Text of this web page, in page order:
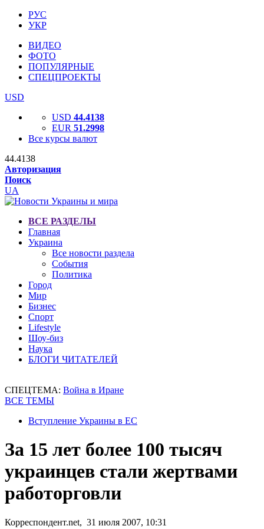
РУС
УКР
ВИДЕО
ФОТО
ПОПУЛЯРНЫЕ
СПЕЦПРОЕКТЫ
USD
USD 44.4138
EUR 51.2998
Все курсы валют
44.4138
Авторизация
Поиск
UA
ВСЕ РАЗДЕЛЫ
Главная
Украина
Все новости раздела
События
Политика
Город
Мир
Бизнес
Спорт
Lifestyle
Шоу-биз
Наука
БЛОГИ ЧИТАТЕЛЕЙ
СПЕЦТЕМА: Война в Иране
ВСЕ ТЕМЫ
Вступление Украины в ЕС
За 15 лет более 100 тысяч
украинцев стали жертвами
работорговли
Корреспондент.net, 31 июля 2007, 10:31